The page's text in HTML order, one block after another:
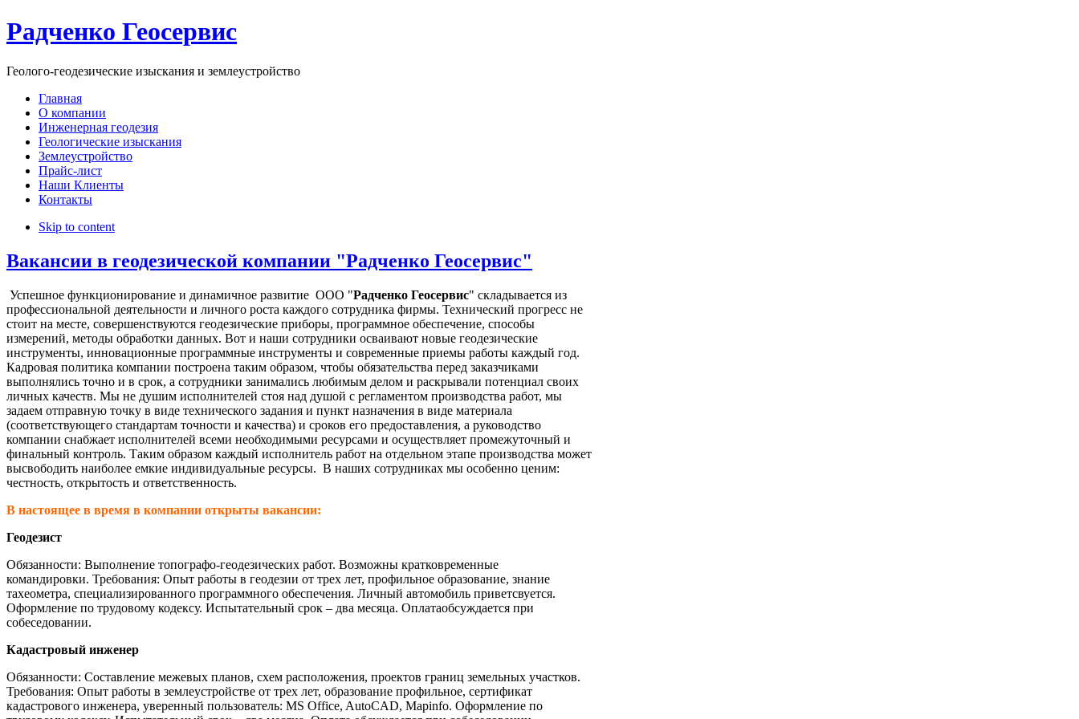
Радченко Геосервис
Геолого-геодезические изыскания и землеустройство
Главная
О компании
Инженерная геодезия
Геологические изыскания
Землеустройство
Прайс-лист
Наши Клиенты
Контакты
Skip to content
Вакансии в геодезической компании "Радченко Геосервис"
Успешное функционирование и динамичное развитие ООО "Радченко Геосервис" складывается из
профессиональной деятельности и личного роста каждого сотрудника фирмы. Технический прогресс не
стоит на месте, совершенствуются геодезические приборы, программное обеспечение, способы
измерений, методы обработки данных. Вот и наши сотрудники осваивают новые геодезические
инструменты, инновационные программные инструменты и современные приемы работы каждый год.
Кадровая политика компании построена таким образом, чтобы обязательства перед заказчиками
выполнялись точно и в срок, а сотрудники занимались любимым делом и раскрывали потенциал своих
личных качеств. Мы не душим исполнителей стоя над душой с регламентом производства работ, мы
задаем отправную точку в виде технического задания и пункт назначения в виде материала
(соответствующего стандартам точности и качества) и сроков его предоставления, а руководство
компании снабжает исполнителей всеми необходимыми ресурсами и осуществляет промежуточный и
финальный контроль. Таким образом каждый исполнитель работ на отдельном этапе производства может
высвободить наиболее емкие индивидуальные ресурсы. В наших сотрудниках мы особенно ценим:
честность, открытость и ответственность.
В настоящее в время в компании открыты вакансии:
Геодезист
Обязанности: Выполнение топографо-геодезических работ. Возможны кратковременные
командировки. Требования: Опыт работы в геодезии от трех лет, профильное образование, знание
тахеометра, специализированного программного обеспечения. Личный автомобиль приветсвуется.
Оформление по трудовому кодексу. Испытательный срок – два месяца. Оплатаобсуждается при
собеседовании.
Кадастровый инженер
Обязанности: Составление межевых планов, схем расположения, проектов границ земельных участков.
Требования: Опыт работы в землеустройстве от трех лет, образование профильное, сертификат
кадастрового инженера, уверенный пользователь: MS Office, AutoCAD, Mapinfo. Оформление по